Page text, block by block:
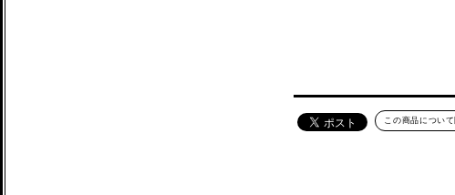
この商品につい